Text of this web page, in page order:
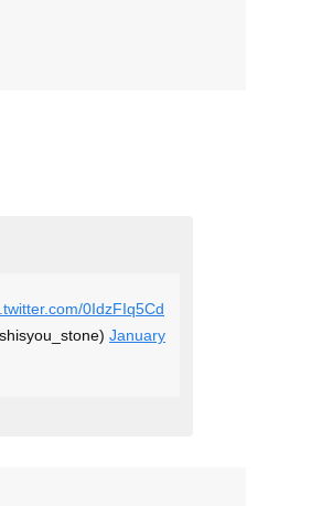
0IdzFIq5Cd
January